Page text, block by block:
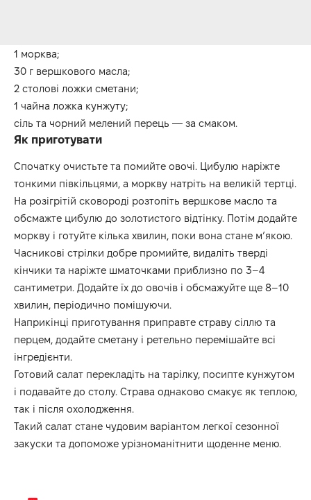
1 морква;
30 г вершкового масла;
2 столові ложки сметани;
1 чайна ложка кунжуту;
сіль та чорний мелений перець — за смаком.
Як приготувати
Спочатку очистьте та помийте овочі. Цибулю наріжте
тонкими півкільцями, а моркву натріть на великій тертці.
На розігрітій сковороді розтопіть вершкове масло та
обсмажте цибулю до золотистого відтінку. Потім додайте
моркву і готуйте кілька хвилин, поки вона стане м’якою.
Часникові стрілки добре промийте, видаліть тверді
кінчики та наріжте шматочками приблизно по 3–4
сантиметри. Додайте їх до овочів і обсмажуйте ще 8–10
хвилин, періодично помішуючи.
Наприкінці приготування приправте страву сіллю та
перцем, додайте сметану і ретельно перемішайте всі
інгредієнти.
Готовий салат перекладіть на тарілку, посипте кунжутом
і подавайте до столу. Страва однаково смакує як теплою,
так і після охолодження.
Такий салат стане чудовим варіантом легкої сезонної
закуски та допоможе урізноманітнити щоденне меню.